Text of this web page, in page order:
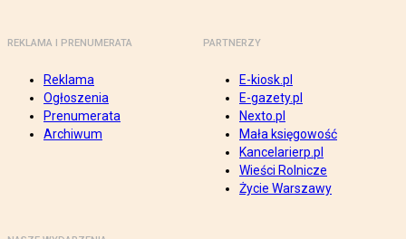
REKLAMA I PRENUMERATA
Reklama
Ogłoszenia
Prenumerata
Archiwum
PARTNERZY
E-kiosk.pl
E-gazety.pl
Nexto.pl
Mała księgowość
Kancelarierp.pl
Wieści Rolnicze
Życie Warszawy